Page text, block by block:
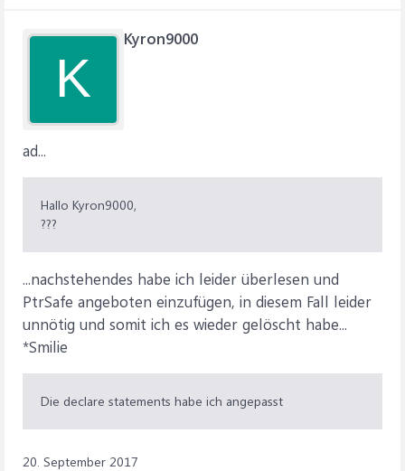
K
Kyron9000
ad...
Hallo Kyron9000,
???
...nachstehendes habe ich leider überlesen und
PtrSafe angeboten einzufügen, in diesem Fall leider
unnötig und somit ich es wieder gelöscht habe...
*Smilie
Die declare statements habe ich angepasst
20. September 2017